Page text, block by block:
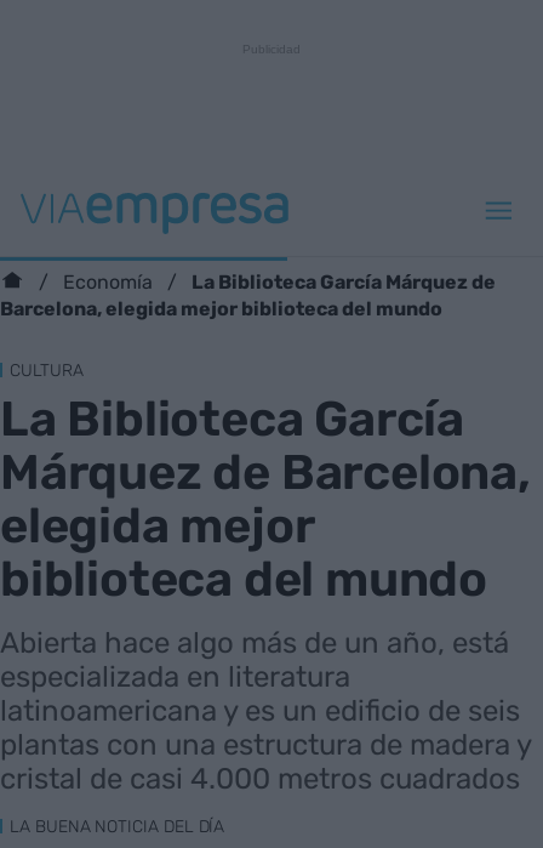
Economía
La Biblioteca García Márquez de
Barcelona, elegida mejor biblioteca del mundo
CULTURA
La Biblioteca García
Márquez de Barcelona,
elegida mejor
biblioteca del mundo
Abierta hace algo más de un año, está
especializada en literatura
latinoamericana y es un edificio de seis
plantas con una estructura de madera y
cristal de casi 4.000 metros cuadrados
LA BUENA NOTICIA DEL DÍA